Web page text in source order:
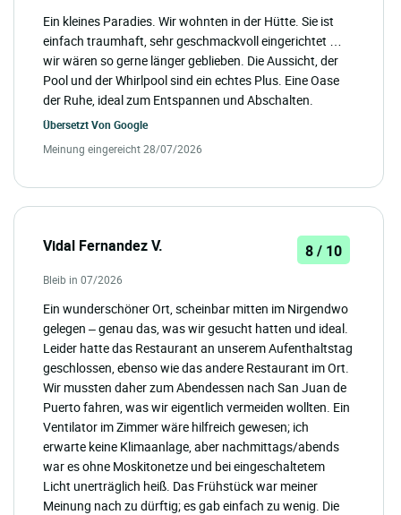
Ein kleines Paradies. Wir wohnten in der Hütte. Sie ist
einfach traumhaft, sehr geschmackvoll eingerichtet …
wir wären so gerne länger geblieben. Die Aussicht, der
Pool und der Whirlpool sind ein echtes Plus. Eine Oase
der Ruhe, ideal zum Entspannen und Abschalten.
Übersetzt Von Google
Meinung eingereicht 28/07/2026
Vidal Fernandez V. 8 / 10
Bleib in 07/2026
Ein wunderschöner Ort, scheinbar mitten im Nirgendwo
gelegen – genau das, was wir gesucht hatten und ideal.
Leider hatte das Restaurant an unserem Aufenthaltstag
geschlossen, ebenso wie das andere Restaurant im Ort.
Wir mussten daher zum Abendessen nach San Juan de
Puerto fahren, was wir eigentlich vermeiden wollten. Ein
Ventilator im Zimmer wäre hilfreich gewesen; ich
erwarte keine Klimaanlage, aber nachmittags/abends
war es ohne Moskitonetze und bei eingeschaltetem
Licht unerträglich heiß. Das Frühstück war meiner
Meinung nach zu dürftig; es gab einfach zu wenig. Die